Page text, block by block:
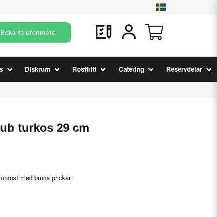
Boka telefonmöte
Diskrum Rostfritt Catering Reservdelar
turkos 29 cm
med bruna prickar.